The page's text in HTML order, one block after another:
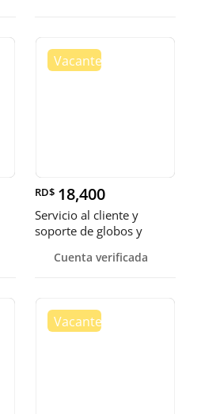
RD$ 18,400
Servicio al cliente y
soporte de globos y
Cuenta verificada